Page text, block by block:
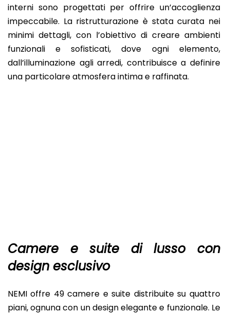
interni sono progettati per offrire un’accoglienza
impeccabile. La ristrutturazione è stata curata nei
minimi dettagli, con l’obiettivo di creare ambienti
funzionali e sofisticati, dove ogni elemento,
dall’illuminazione agli arredi, contribuisce a definire
una particolare atmosfera intima e raffinata.
Camere e suite di lusso con
design esclusivo
NEMI offre 49 camere e suite distribuite su quattro
piani, ognuna con un design elegante e funzionale. Le